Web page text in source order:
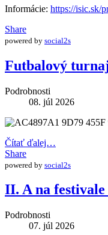
Informácie: https://isic.sk/
Share
powered by social2s
Futbalový
Podrobnosti
08. júl 2026
Čítať ďalej…
Share
powered by social2s
II. A na
Podrobnosti
07. júl 2026